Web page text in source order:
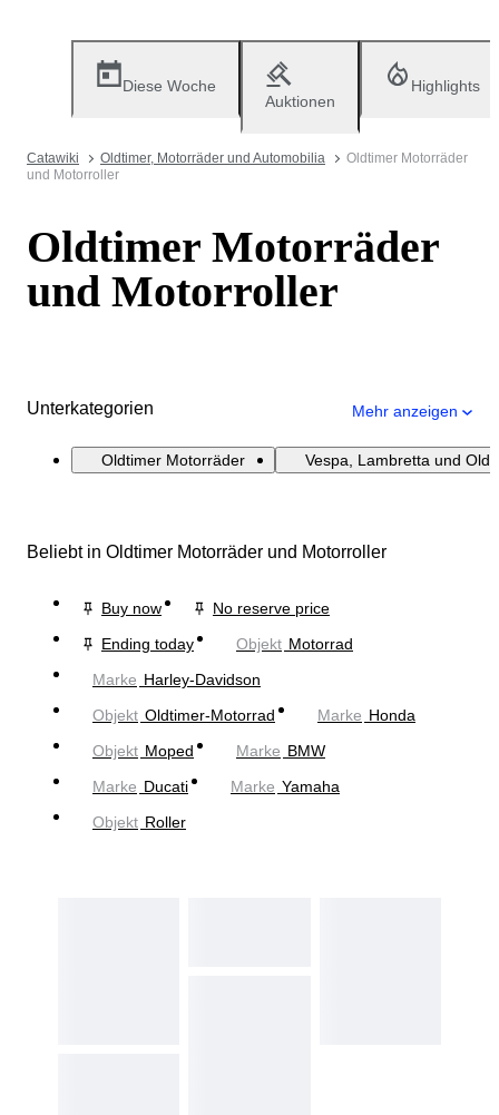
Diese Woche
Auktionen
Highlights
Catawiki Oldtimer, Motorräder und Automobilia
Oldtimer Motorräder
und Motorroller
Oldtimer Motorräder
und Motorroller
Unterkategorien Mehr anzeigen
Oldtimer Motorräder Vespa, Lambretta und
Beliebt in Oldtimer Motorräder und Motorroller
Buy now
No reserve price
Ending today
Objekt Motorrad
Marke Harley-Davidson
Objekt Oldtimer-Motorrad Marke Honda
Objekt Moped Marke BMW
Marke Ducati Marke Yamaha
Objekt Roller